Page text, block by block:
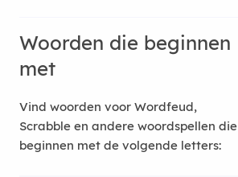
Woorden die beginnen
met
Vind woorden voor Wordfeud,
Scrabble en andere woordspellen die
beginnen met de volgende letters: